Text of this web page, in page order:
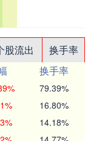
股流出
换手率
换手率
79.39%
16.80%
14.18%